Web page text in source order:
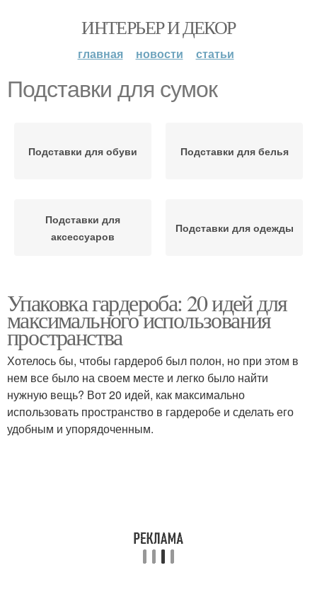
ИНТЕРЬЕР И ДЕКОР
главная новости статьи
Подставки для сумок
Подставки для обуви Подставки для белья
Подставки для
аксессуаров
Подставки для одежды
Упаковка гардероба: 20 идей для
максимального использования
пространства
Хотелось бы, чтобы гардероб был полон, но при этом в
нем все было на своем месте и легко было найти
нужную вещь? Вот 20 идей, как максимально
использовать пространство в гардеробе и сделать его
удобным и упорядоченным.